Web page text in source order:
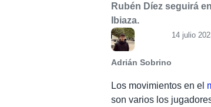
Rubén Díez seguirá
Ibiaza.
Adrián Sobrino
14 julio
Los movimientos en el
son varios los